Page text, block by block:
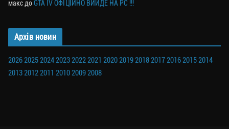
максдоGTA IV ОФІЦІЙНО ВИЙДЕ НА PC !!!
Архів новин
202620252024202320222021 2020201920182017201620152014
201320122011 201020092008